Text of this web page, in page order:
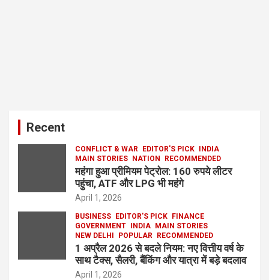
Recent
CONFLICT & WAR EDITOR'S PICK
INDIA
MAIN STORIES
NATION RECOMMENDED
महंगा हुआ प्रीमियम पेट्रोल: 160 रुपये लीटर
पहुंचा, ATF और LPG भी महंगे
April 1, 2026
BUSINESS EDITOR'S PICK
FINANCE
GOVERNMENT
INDIA
MAIN STORIES
NEW DELHI
POPULAR RECOMMENDED
1 अप्रैल 2026 से बदले नियम: नए वित्तीय वर्ष के
साथ टैक्स, सैलरी, बैंकिंग और यात्रा में बड़े बदलाव
April 1, 2026